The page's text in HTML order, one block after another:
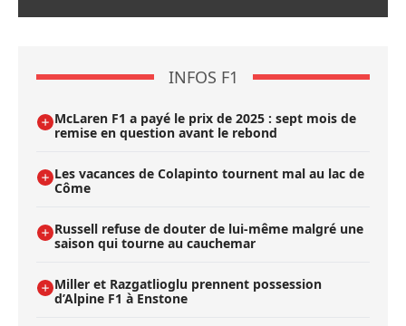
INFOS F1
McLaren F1 a payé le prix de 2025 : sept mois de
remise en question avant le rebond
Les vacances de Colapinto tournent mal au lac de
Côme
Russell refuse de douter de lui-même malgré une
saison qui tourne au cauchemar
Miller et Razgatlioglu prennent possession
d’Alpine F1 à Enstone